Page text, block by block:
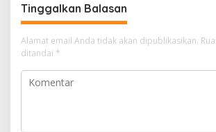
s
i
p
o
s
Tinggalkan Balasan
Alamat email Anda tidak akan dipublikasikan.
ditandai *